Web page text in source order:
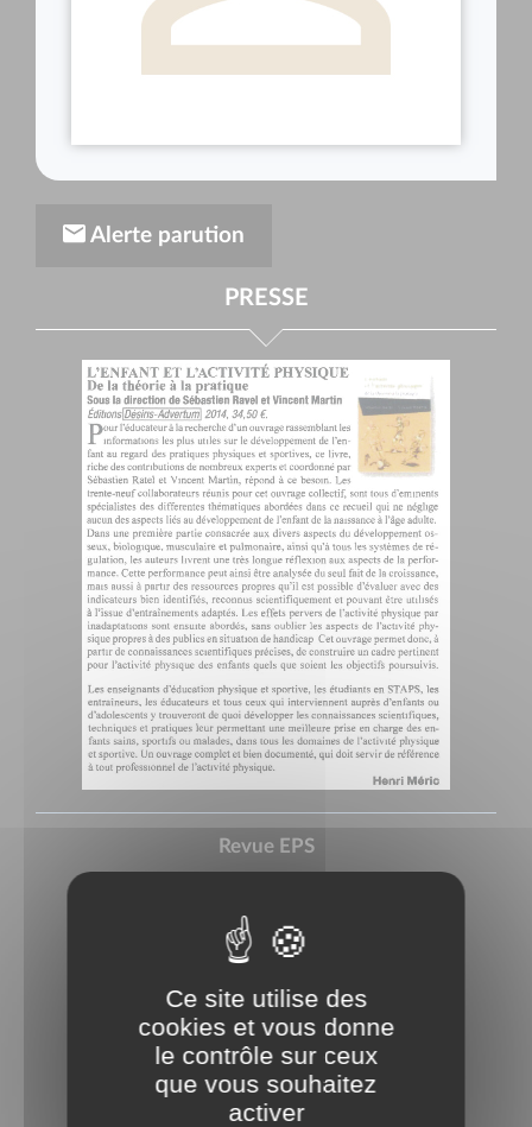
Alerte parution
PRESSE
Revue EPS
Rédigé le Vendredi 15 août 2014
Ce site utilise des
cookies et vous donne
le contrôle sur ceux
que vous souhaitez
activer